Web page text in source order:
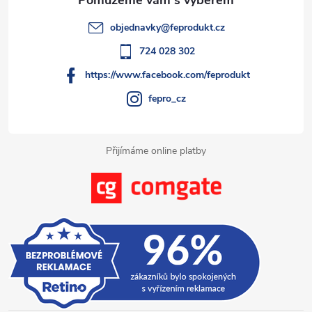
Přijímáme online platby
objednavky@feprodukt.cz
724 028 302
https://www.facebook.com/feprodukt
fepro_cz